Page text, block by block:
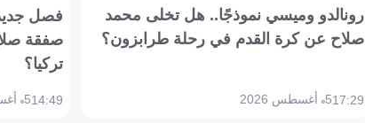
رونالدو وميسي نموذجًا.. هل تخلى محمد
صلاح عن كرة القدم في رحلة طرابزون؟
17:295 أغسطس 2026
فصل جديد
صفقة
تركيا؟
14:495 أغسطس 2026